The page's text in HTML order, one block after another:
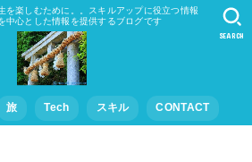
を楽しむために。。スキルアップに役立つ情報
中心とした情報を提供するブログです
旅 Tech スキル CONTACT
SEARCH